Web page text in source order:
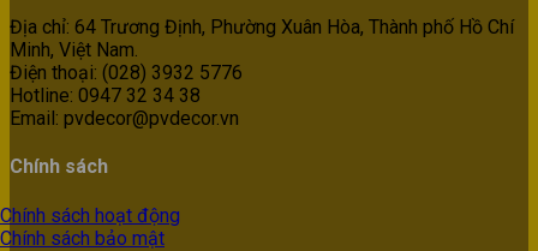
Địa chỉ: 64 Trương Định, Phường Xuân Hòa, Thành phố Hồ Chí
Minh, Việt Nam.
Điện thoại: (028) 3932 5776
Hotline: 0947 32 34 38
Email: pvdecor@pvdecor.vn
Chính sách
Chính sách hoạt động
Chính sách bảo mật